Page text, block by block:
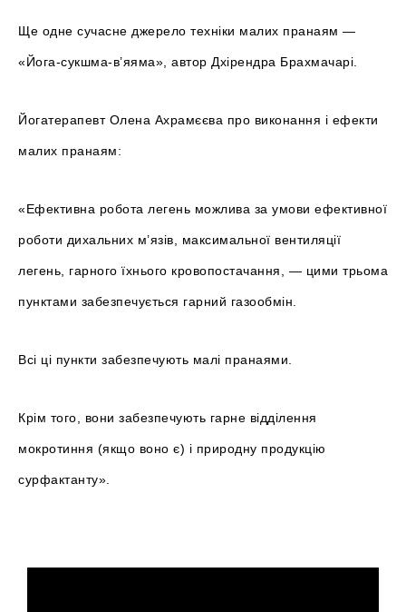
Ще одне сучасне джерело техніки малих пранаям —
«Йога-сукшма-в’яяма», автор Дхірендра Брахмачарі.
Йогатерапевт Олена Ахрамєєва про виконання і ефекти
малих пранаям:
«Ефективна робота легень можлива за умови ефективної
роботи дихальних м’язів, максимальної вентиляції
легень, гарного їхнього кровопостачання, — цими трьома
пунктами забезпечується гарний газообмін.
Всі ці пункти забезпечують малі пранаями.
Крім того, вони забезпечують гарне відділення
мокротиння (якщо воно є) і природну продукцію
сурфактанту».